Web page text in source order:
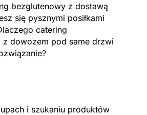
bezglutenowy z dostawą
się pysznymi posiłkami
catering
z dowozem pod same drzwi
i szukaniu produktów